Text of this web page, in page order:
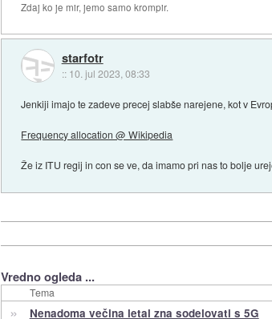
Zdaj ko je mir, jemo samo krompir.
starfotr
:: 10. jul 2023, 08:33
Jenkiji imajo te zadeve precej slabše narejene, kot v
Frequency allocation @ Wikipedia
Že iz ITU regij in con se ve, da imamo pri nas to bolje
Vredno ogleda ...
Tema
» Nenadoma večina letal zna sodelovati s 5G